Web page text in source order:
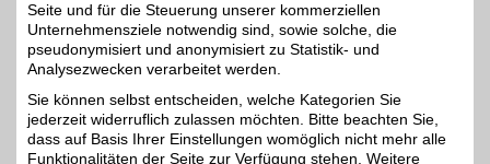
Heinrichstr. 30,
07545
Gera
Auf Karte anzeigen
Zum Partnerprofil
Seite und für die Steuerung unserer kommerziellen
Unternehmensziele notwendig sind, sowie solche, die
pseudonymisiert und anonymisiert zu Statistik- und
Analysezwecken verarbeitet werden.
Sie können selbst entscheiden, welche Kategorien Sie
jederzeit widerruflich zulassen möchten. Bitte beachten Sie,
dass auf Basis Ihrer Einstellungen womöglich nicht mehr alle
Funktionalitäten der Seite zur Verfügung stehen. Weitere